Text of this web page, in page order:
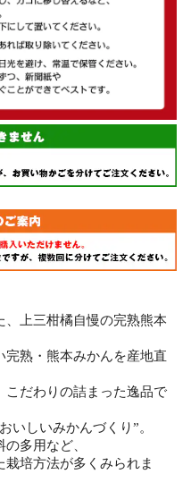
、上三柑橘自慢の完熟熊本
熟・熊本みかんを産地直
こだわりの詰まった逸品で
いしいみかんづくり”。
多用など、
培方法が多くみられま